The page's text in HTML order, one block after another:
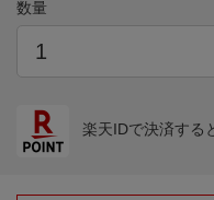
数量
楽天IDで決済する